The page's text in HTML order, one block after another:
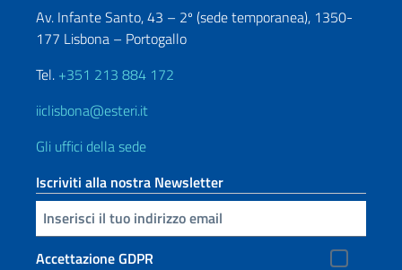
Av. Infante Santo, 43 – 2º (sede temporanea), 1350-
177 Lisbona – Portogallo
Tel. +351 213 884 172
iiclisbona@esteri.it
Gli uffici della sede
Iscriviti alla nostra Newsletter
Inserisci la tua email
Accettazione GDPR